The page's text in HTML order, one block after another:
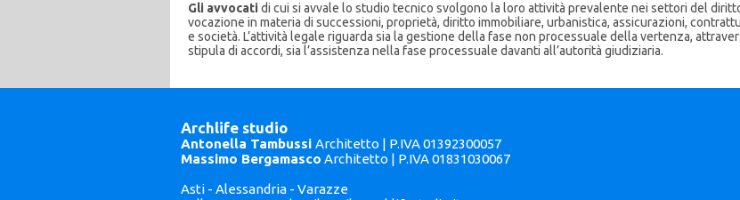
Gli avvocati di cui si avvale lo studio tecnico svolgono la loro attività prevalente nei settori del
vocazione in materia di successioni, proprietà, diritto immobiliare, urbanistica, assicurazioni,
e società. L’attività legale riguarda sia la gestione della fase non processuale della vertenza,
stipula di accordi, sia l’assistenza nella fase processuale davanti all’autorità giudiziaria.
Archlife studio
Antonella Tambussi Architetto | P.IVA 01392300057
Massimo Bergamasco Architetto | P.IVA 01831030067
Asti - Alessandria - Varazze